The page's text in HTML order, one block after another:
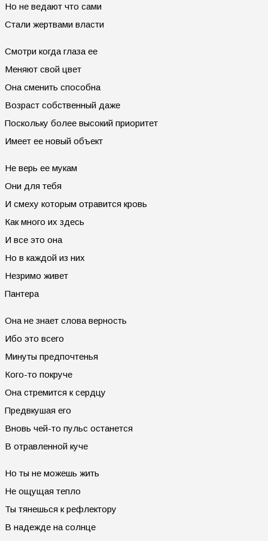
Но не ведают что сами
Стали жертвами власти
Смотри когда глаза ее
Меняют свой цвет
Она сменить способна
Возраст собственный даже
Поскольку более высокий приоритет
Имеет ее новый объект
Не верь ее мукам
Они для тебя
И смеху которым отравится кровь
Как много их здесь
И все это она
Но в каждой из них
Незримо живет
Пантера
Она не знает слова верность
Ибо это всего
Минуты предпочтенья
Кого-то покруче
Она стремится к сердцу
Предвкушая его
Вновь чей-то пульс останется
В отравленной куче
Но ты не можешь жить
Не ощущая тепло
Ты тянешься к рефлектору
В надежде на солнце